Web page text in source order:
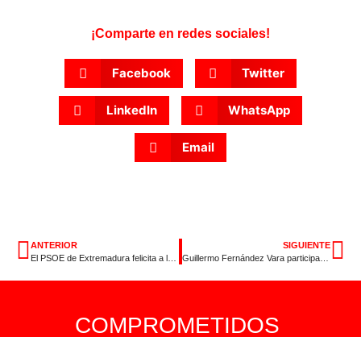
¡Comparte en redes sociales!
Facebook Twitter
LinkedIn WhatsApp
Email
ANTERIOR
SIGUIENTE
COMPROMETIDOS